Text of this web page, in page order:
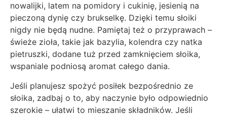
nowalijki, latem na pomidory i cukinię, jesienią na
pieczoną dynię czy brukselkę. Dzięki temu słoiki
nigdy nie będą nudne. Pamiętaj też o przyprawach –
świeże zioła, takie jak bazylia, kolendra czy natka
pietruszki, dodane tuż przed zamknięciem słoika,
wspaniale podniosą aromat całego dania.
Jeśli planujesz spożyć posiłek bezpośrednio ze
słoika, zadbaj o to, aby naczynie było odpowiednio
szerokie – ułatwi to mieszanie składników. Jeśli